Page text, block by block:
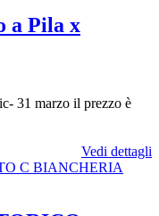
a Pila x
31 marzo il prezzo è
Vedi dettagli